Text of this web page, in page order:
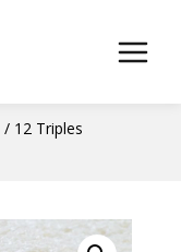
/ 12 Triples